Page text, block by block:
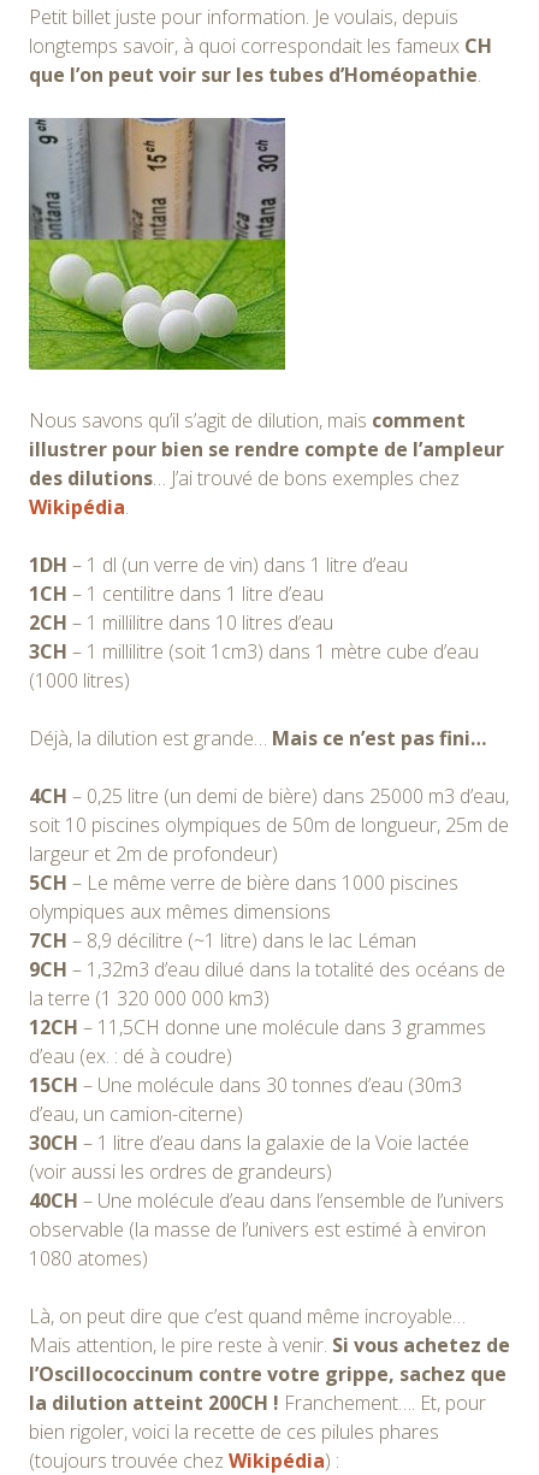
Petit billet juste pour information. Je voulais, depuis
longtemps savoir, à quoi correspondait les fameux CH
que l’on peut voir sur les tubes d’Homéopathie.
Nous savons qu’il s’agit de dilution, mais comment
illustrer pour bien se rendre compte de l’ampleur
des dilutions… J’ai trouvé de bons exemples chez
Wikipédia.
1DH – 1 dl (un verre de vin) dans 1 litre d’eau
1CH – 1 centilitre dans 1 litre d’eau
2CH – 1 millilitre dans 10 litres d’eau
3CH – 1 millilitre (soit 1cm3) dans 1 mètre cube d’eau
(1000 litres)
Déjà, la dilution est grande… Mais ce n’est pas fini…
4CH – 0,25 litre (un demi de bière) dans 25000 m3 d’eau,
soit 10 piscines olympiques de 50m de longueur, 25m de
largeur et 2m de profondeur)
5CH – Le même verre de bière dans 1000 piscines
olympiques aux mêmes dimensions
7CH – 8,9 décilitre (~1 litre) dans le lac Léman
9CH – 1,32m3 d’eau dilué dans la totalité des océans de
la terre (1 320 000 000 km3)
12CH – 11,5CH donne une molécule dans 3 grammes
d’eau (ex. : dé à coudre)
15CH – Une molécule dans 30 tonnes d’eau (30m3
d’eau, un camion-citerne)
30CH – 1 litre d’eau dans la galaxie de la Voie lactée
(voir aussi les ordres de grandeurs)
40CH – Une molécule d’eau dans l’ensemble de l’univers
observable (la masse de l’univers est estimé à environ
1080 atomes)
Là, on peut dire que c’est quand même incroyable…
Mais attention, le pire reste à venir. Si vous achetez de
l’Oscillococcinum contre votre grippe, sachez que
la dilution atteint 200CH ! Franchement…. Et, pour
bien rigoler, voici la recette de ces pilules phares
(toujours trouvée chez Wikipédia) :